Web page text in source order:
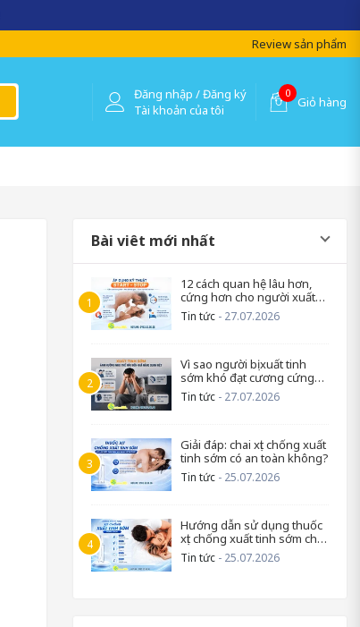
Review sản phẩm
Đăng nhập / Đăng ký
Tài khoản của tôi
0
Giỏ hàng
Bài viêt mới nhất
12 cách quan hệ lâu hơn,
cứng hơn cho người xuất
tinh sớm
Tin tức - 27.07.2026
Vì sao người bị xuất tinh
sớm khó đạt cương cứng
trở lại?
Tin tức - 27.07.2026
Giải đáp: chai xịt chống xuất
tinh sớm có an toàn không?
Tin tức - 25.07.2026
Hướng dẫn sử dụng thuốc
xịt chống xuất tinh sớm cho
nam
Tin tức - 25.07.2026